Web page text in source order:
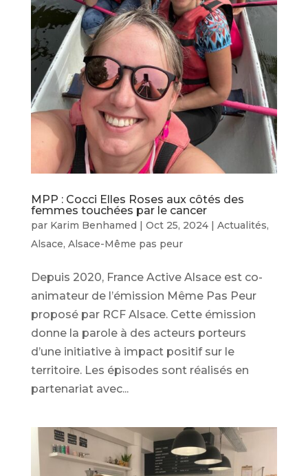
MPP : Cocci Elles Roses aux côtés des
femmes touchées par le cancer
par Karim Benhamed | Oct 25, 2024| Actualités,
Alsace, Alsace-Même pas peur
Depuis 2020, France Active Alsace est co-
animateur de l’émission Même Pas Peur
proposé par RCF Alsace. Cette émission
donne la parole à des acteurs porteurs
d’une initiative à impact positif sur le
territoire. Les épisodes sont réalisés en
partenariat avec...